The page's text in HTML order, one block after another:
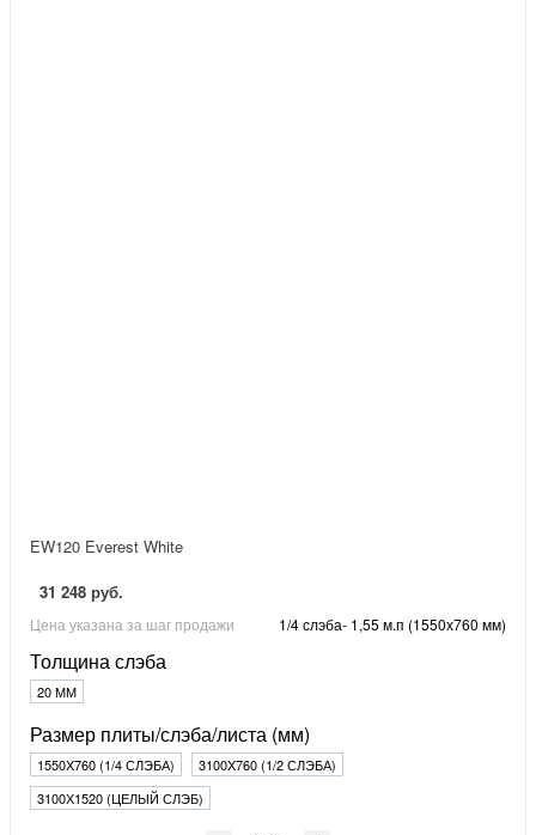
EW120 Everest White
31 248 руб.
Цена указана за шаг продажи 1/4 слэба- 1,55 м.п (1550х760 мм)
Толщина слэба
20 ММ
Размер плиты/слэба/листа (мм)
1550X760 (1/4 СЛЭБА)
3100X760 (1/2 СЛЭБА)
3100Х1520 (ЦЕЛЫЙ СЛЭБ)